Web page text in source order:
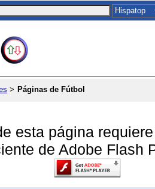
> Páginas de Fútbol
esta página
de Adobe Flash